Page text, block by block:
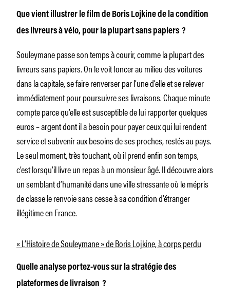
Que vient illustrer le film de Boris Lojkine de la condition
des livreurs à vélo, pour la plupart sans papiers ?
Souleymane passe son temps à courir, comme la plupart des
livreurs sans papiers. On le voit foncer au milieu des voitures
dans la capitale, se faire renverser par l’une d’elle et se relever
immédiatement pour poursuivre ses livraisons. Chaque minute
compte parce qu’elle est susceptible de lui rapporter quelques
euros – argent dont il a besoin pour payer ceux qui lui rendent
service et subvenir aux besoins de ses proches, restés au pays.
Le seul moment, très touchant, où il prend enfin son temps,
c’est lorsqu’il livre un repas à un monsieur âgé. Il découvre alors
un semblant d’humanité dans une ville stressante où le mépris
de classe le renvoie sans cesse à sa condition d’étranger
illégitime en France.
« L’Histoire de Souleymane » de Boris Lojkine, à corps perdu
Quelle analyse portez-vous sur la stratégie des
plateformes de livraison ?